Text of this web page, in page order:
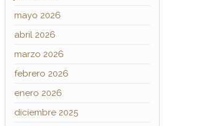
mayo 2026
abril 2026
marzo 2026
febrero 2026
enero 2026
diciembre 2025